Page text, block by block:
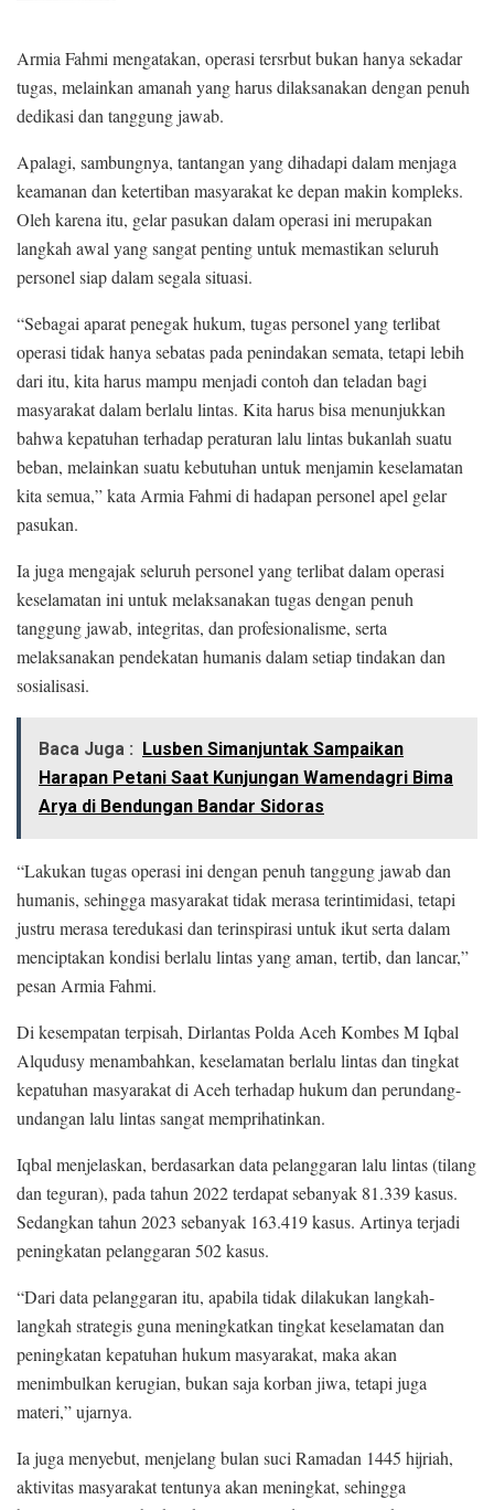
Armia Fahmi mengatakan, operasi tersrbut bukan hanya sekadar
tugas, melainkan amanah yang harus dilaksanakan dengan penuh
dedikasi dan tanggung jawab.
Apalagi, sambungnya, tantangan yang dihadapi dalam menjaga
keamanan dan ketertiban masyarakat ke depan makin kompleks.
Oleh karena itu, gelar pasukan dalam operasi ini merupakan
langkah awal yang sangat penting untuk memastikan seluruh
personel siap dalam segala situasi.
“Sebagai aparat penegak hukum, tugas personel yang terlibat
operasi tidak hanya sebatas pada penindakan semata, tetapi lebih
dari itu, kita harus mampu menjadi contoh dan teladan bagi
masyarakat dalam berlalu lintas. Kita harus bisa menunjukkan
bahwa kepatuhan terhadap peraturan lalu lintas bukanlah suatu
beban, melainkan suatu kebutuhan untuk menjamin keselamatan
kita semua,” kata Armia Fahmi di hadapan personel apel gelar
pasukan.
Ia juga mengajak seluruh personel yang terlibat dalam operasi
keselamatan ini untuk melaksanakan tugas dengan penuh
tanggung jawab, integritas, dan profesionalisme, serta
melaksanakan pendekatan humanis dalam setiap tindakan dan
sosialisasi.
Baca Juga :
Lusben Simanjuntak Sampaikan
Harapan Petani Saat Kunjungan Wamendagri Bima
Arya di Bendungan Bandar Sidoras
“Lakukan tugas operasi ini dengan penuh tanggung jawab dan
humanis, sehingga masyarakat tidak merasa terintimidasi, tetapi
justru merasa teredukasi dan terinspirasi untuk ikut serta dalam
menciptakan kondisi berlalu lintas yang aman, tertib, dan lancar,”
pesan Armia Fahmi.
Di kesempatan terpisah, Dirlantas Polda Aceh Kombes M Iqbal
Alqudusy menambahkan, keselamatan berlalu lintas dan tingkat
kepatuhan masyarakat di Aceh terhadap hukum dan perundang-
undangan lalu lintas sangat memprihatinkan.
Iqbal menjelaskan, berdasarkan data pelanggaran lalu lintas (tilang
dan teguran), pada tahun 2022 terdapat sebanyak 81.339 kasus.
Sedangkan tahun 2023 sebanyak 163.419 kasus. Artinya terjadi
peningkatan pelanggaran 502 kasus.
“Dari data pelanggaran itu, apabila tidak dilakukan langkah-
langkah strategis guna meningkatkan tingkat keselamatan dan
peningkatan kepatuhan hukum masyarakat, maka akan
menimbulkan kerugian, bukan saja korban jiwa, tetapi juga
materi,” ujarnya.
Ia juga menyebut, menjelang bulan suci Ramadan 1445 hijriah,
aktivitas masyarakat tentunya akan meningkat, sehingga